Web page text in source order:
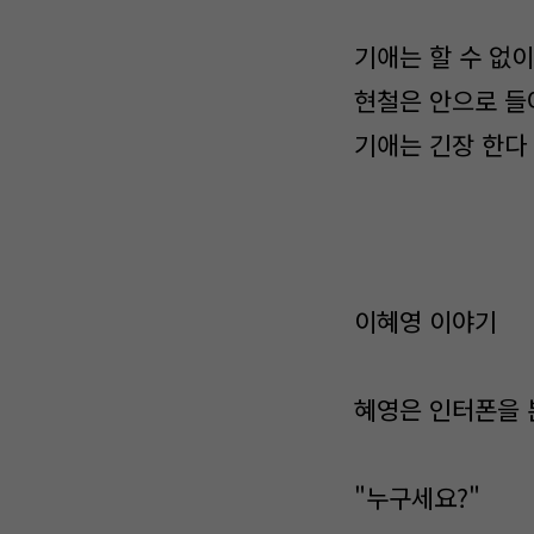
기애는 할 수 없
현철은 안으로
기애는 긴장 한다
이혜영 이야기
혜영은 인터폰을
"누구세요?"